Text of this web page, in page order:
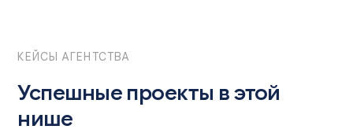
КЕЙСЫ АГЕНТСТВА
Успешные проекты в этой
нише